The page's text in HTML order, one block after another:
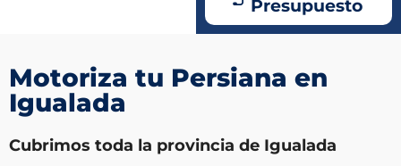
Presupuesto
Motoriza tu Persiana en
Igualada
Cubrimos toda la provincia de Igualada